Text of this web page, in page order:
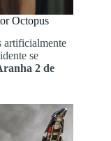
Octopus
artificialmente
se
2 de